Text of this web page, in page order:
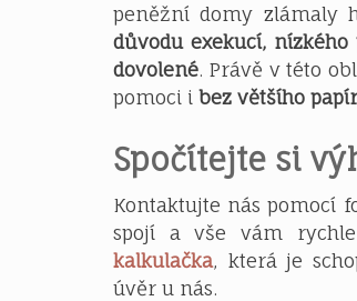
peněžní domy zlámaly
důvodu exekucí,
dovolené. Právě v této
pomoci i bez většího
Spočítejte si
Kontaktujte nás pomocí
spojí a vše vám
kalkulačka, která je
úvěr u nás.